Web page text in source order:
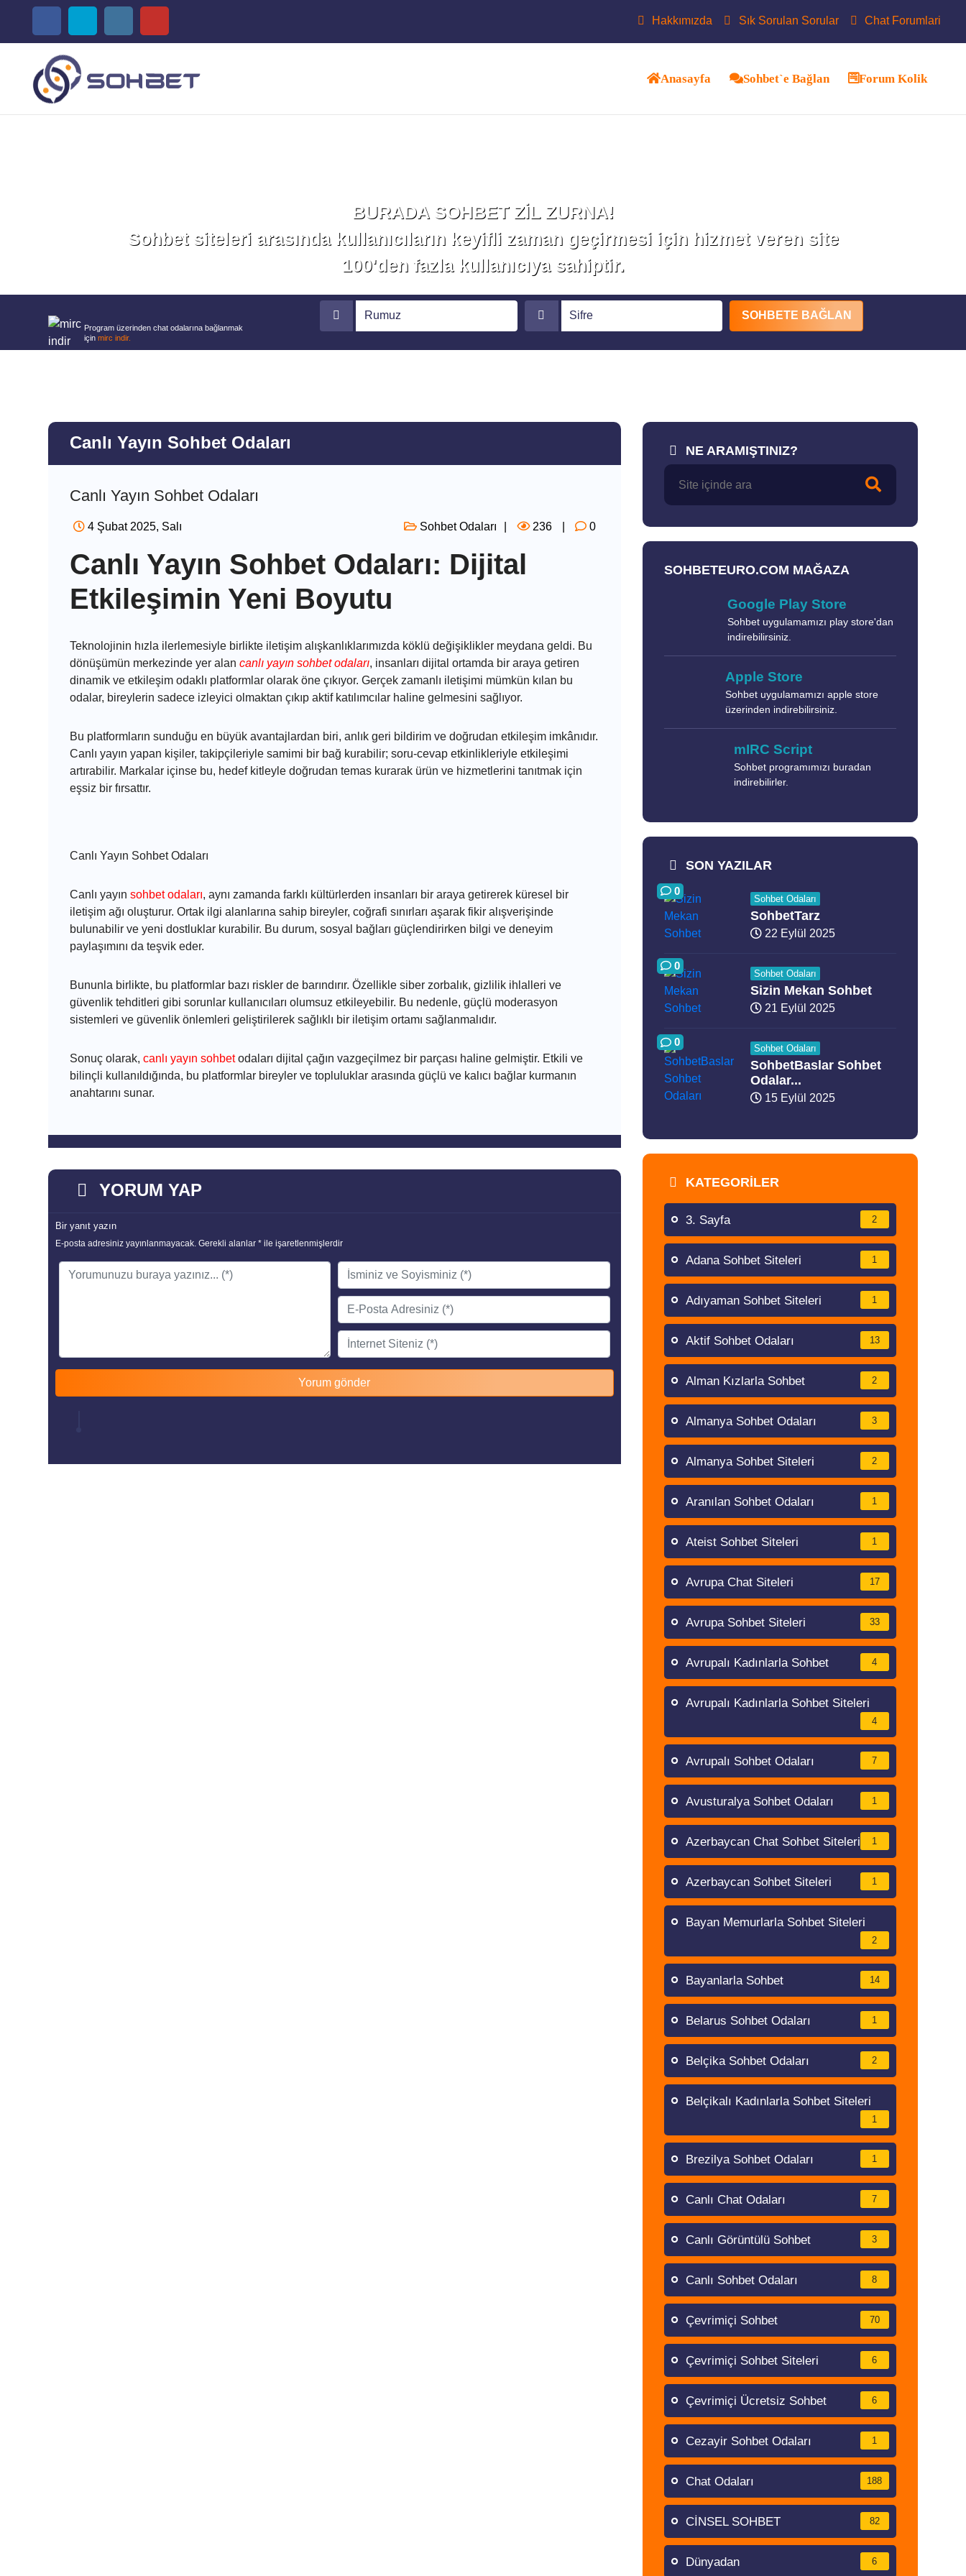
Hakkımızda Sık Sorulan Sorular Chat Forumlari
Anasayfa Sohbet`e Bağlan Forum Kolik
BURADA SOHBET ZİL ZURNA!
Sohbet siteleri arasında kullanıcıların keyifli zaman geçirmesi için hizmet veren site
100'den fazla kullanıcıya sahiptir.
Program üzerinden chat odalarına bağlanmak
için mirc indir.
Rumuz Sifre
SOHBETE BAĞLAN
Canlı Yayın Sohbet Odaları
Canlı Yayın Sohbet Odaları
4 Şubat 2025, Salı Sohbet Odaları 236 0
Canlı Yayın Sohbet Odaları: Dijital
Etkileşimin Yeni Boyutu
Teknolojinin hızla ilerlemesiyle birlikte iletişim alışkanlıklarımızda köklü değişiklikler meydana geldi. Bu
dönüşümün merkezinde yer alan canlı yayın sohbet odaları, insanları dijital ortamda bir araya getiren
dinamik ve etkileşim odaklı platformlar olarak öne çıkıyor. Gerçek zamanlı iletişimi mümkün kılan bu
odalar, bireylerin sadece izleyici olmaktan çıkıp aktif katılımcılar haline gelmesini sağlıyor.
Bu platformların sunduğu en büyük avantajlardan biri, anlık geri bildirim ve doğrudan etkileşim imkânıdır.
Canlı yayın yapan kişiler, takipçileriyle samimi bir bağ kurabilir; soru-cevap etkinlikleriyle etkileşimi
artırabilir. Markalar içinse bu, hedef kitleyle doğrudan temas kurarak ürün ve hizmetlerini tanıtmak için
eşsiz bir fırsattır.
Canlı Yayın Sohbet Odaları
Canlı yayın sohbet odaları, aynı zamanda farklı kültürlerden insanları bir araya getirerek küresel bir
iletişim ağı oluşturur. Ortak ilgi alanlarına sahip bireyler, coğrafi sınırları aşarak fikir alışverişinde
bulunabilir ve yeni dostluklar kurabilir. Bu durum, sosyal bağları güçlendirirken bilgi ve deneyim
paylaşımını da teşvik eder.
Bununla birlikte, bu platformlar bazı riskler de barındırır. Özellikle siber zorbalık, gizlilik ihlalleri ve
güvenlik tehditleri gibi sorunlar kullanıcıları olumsuz etkileyebilir. Bu nedenle, güçlü moderasyon
sistemleri ve güvenlik önlemleri geliştirilerek sağlıklı bir iletişim ortamı sağlanmalıdır.
Sonuç olarak, canlı yayın sohbetodaları dijital çağın vazgeçilmez bir parçası haline gelmiştir. Etkili ve
bilinçli kullanıldığında, bu platformlar bireyler ve topluluklar arasında güçlü ve kalıcı bağlar kurmanın
anahtarını sunar.
YORUM YAP
Bir yanıt yazın
E-posta adresiniz yayınlanmayacak. Gerekli alanlar * ile işaretlenmişlerdir
NE ARAMIŞTINIZ?
SOHBETEURO.COM MAĞAZA
Google Play Store
Sohbet uygulamamızı play store'dan
indirebilirsiniz.
Apple Store
Sohbet uygulamamızı apple store
üzerinden indirebilirsiniz.
mIRC Script
Sohbet programımızı buradan
indirebilirler.
SON YAZILAR
0
Sohbet Odaları
SohbetTarz
22 Eylül 2025
0
Sohbet Odaları
Sizin Mekan Sohbet
21 Eylül 2025
0
Sohbet Odaları
SohbetBaslar Sohbet
Odalar...
15 Eylül 2025
KATEGORILER
3. Sayfa 2
Adana Sohbet Siteleri 1
Adıyaman Sohbet Siteleri 1
Aktif Sohbet Odaları 13
Alman Kızlarla Sohbet 2
Almanya Sohbet Odaları 3
Almanya Sohbet Siteleri 2
Aranılan Sohbet Odaları 1
Ateist Sohbet Siteleri 1
Avrupa Chat Siteleri 17
Avrupa Sohbet Siteleri 33
Avrupalı Kadınlarla Sohbet 4
Avrupalı Kadınlarla Sohbet Siteleri
4
Avrupalı Sohbet Odaları 7
Avusturalya Sohbet Odaları 1
Azerbaycan Chat Sohbet Siteleri 1
Azerbaycan Sohbet Siteleri 1
Bayan Memurlarla Sohbet Siteleri
2
Bayanlarla Sohbet 14
Belarus Sohbet Odaları 1
Belçika Sohbet Odaları 2
Belçikalı Kadınlarla Sohbet Siteleri
1
Brezilya Sohbet Odaları 1
Canlı Chat Odaları 7
Canlı Görüntülü Sohbet 3
Canlı Sohbet Odaları 8
Çevrimiçi Sohbet 70
Çevrimiçi Sohbet Siteleri 6
Çevrimiçi Ücretsiz Sohbet 6
Cezayir Sohbet Odaları 1
Chat Odaları 188
CİNSEL SOHBET 82
Dünyadan 6